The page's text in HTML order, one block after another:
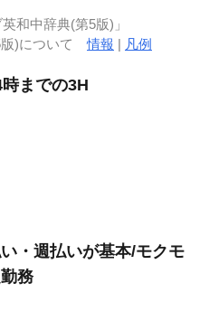
和中辞典(第5版)」
版)について情報 | 凡例
までの3H
・週払いが基本/モクモ
務